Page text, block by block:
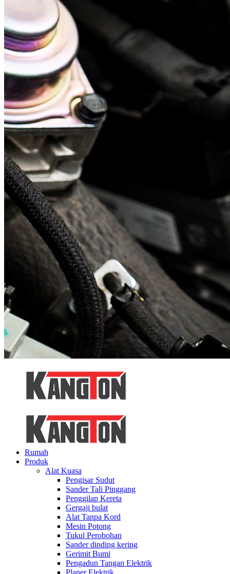
Rumah
Produk
Alat Kuasa
Pengisar Sudut
Sander Tali Pinggang
Penggilap Kereta
Gergaji bulat
Alat Tanpa Kord
Mesin Potong
Tukul Perobohan
Sander dinding kering
Gerimit Bumi
Pengadun Tangan Elektrik
Planer Elektrik